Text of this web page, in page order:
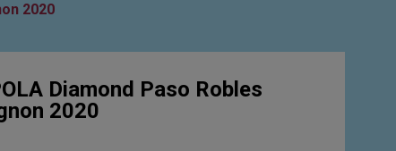
2020
Diamond Paso Robles
2020